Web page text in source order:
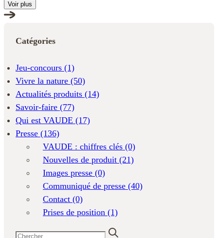
Voir plus
Catégories
Jeu-concours (1)
Vivre la nature (50)
Actualités produits (14)
Savoir-faire (77)
Qui est VAUDE (17)
Presse (136)
VAUDE : chiffres clés (0)
Nouvelles de produit (21)
Images presse (0)
Communiqué de presse (40)
Contact (0)
Prises de position (1)